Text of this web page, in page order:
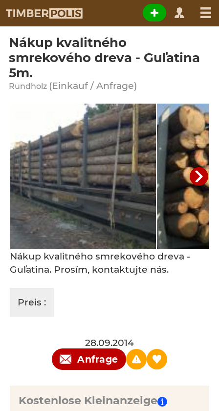
Nákup kvalitného
smrekového dreva - Guľatina
5m.
Rundholz (Einkauf / Anfrage)
Nákup kvalitného smrekového dreva -
Guľatina. Prosím, kontaktujte nás.
Preis :
28.09.2014
Anfrage
Kostenlose Kleinanzeige